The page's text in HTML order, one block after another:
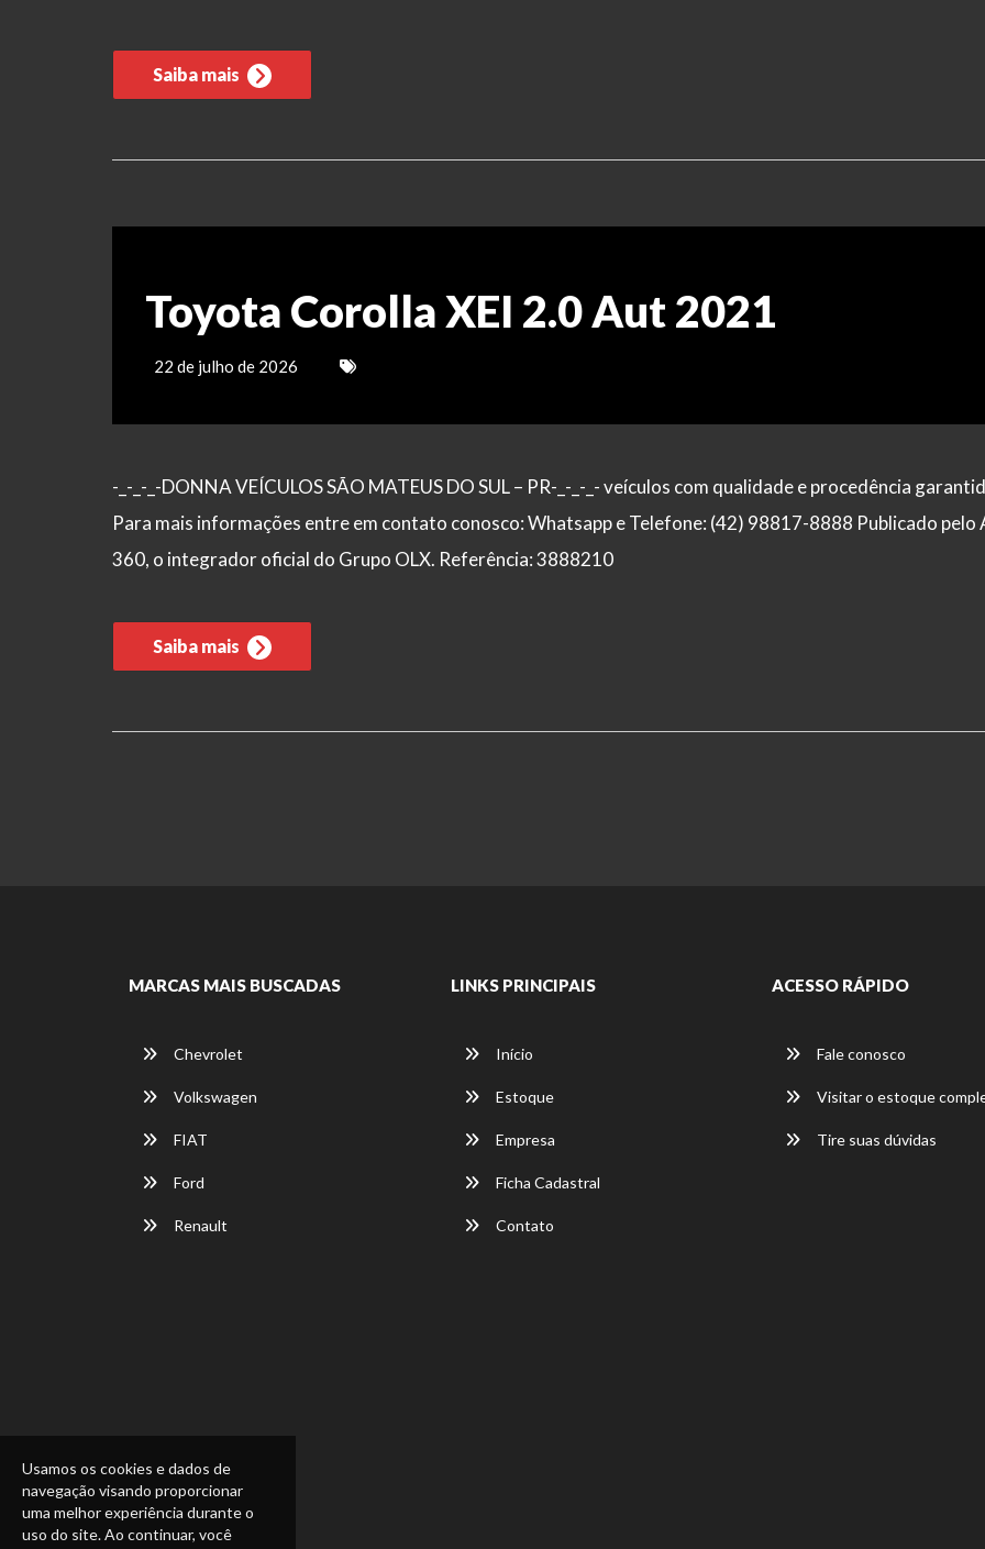
Usamos os cookies e dados de
navegação visando proporcionar
uma melhor experiência durante o
uso do site. Ao continuar, você
Saiba mais
Toyota Corolla XEI 2.0 Aut 2021
22 de julho de 2026
-_-_-_-DONNA VEÍCULOS SÃO MATEUS DO SUL – PR-_-_-_- veículos com qualidade e procedência
Para mais informações entre em contato conosco: Whatsapp e Telefone: (42) 98817-8888 Publicado pelo
360, o integrador oficial do Grupo OLX. Referência: 3888210
Saiba mais
MARCAS MAIS BUSCADAS
Chevrolet
Volkswagen
FIAT
Ford
Renault
LINKS PRINCIPAIS
Início
Estoque
Empresa
Ficha Cadastral
Contato
ACESSO RÁPIDO
Fale conosco
Visitar o estoque
Tire suas dúvidas